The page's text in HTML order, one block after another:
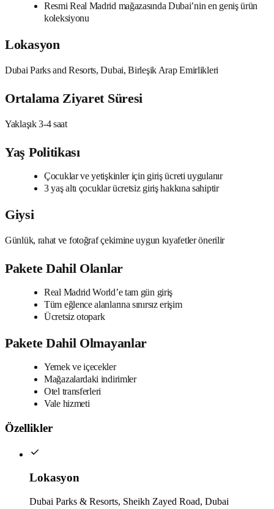
Resmi Real Madrid mağazasında Dubai’nin en geniş ürün
koleksiyonu
Lokasyon
Dubai Parks and Resorts, Dubai, Birleşik Arap Emirlikleri
Ortalama Ziyaret Süresi
Yaklaşık 3-4 saat
Yaş Politikası
Çocuklar ve yetişkinler için giriş ücreti uygulanır
3 yaş altı çocuklar ücretsiz giriş hakkına sahiptir
Giysi
Günlük, rahat ve fotoğraf çekimine uygun kıyafetler önerilir
Pakete Dahil Olanlar
Real Madrid World’e tam gün giriş
Tüm eğlence alanlarına sınırsız erişim
Ücretsiz otopark
Pakete Dahil Olmayanlar
Yemek ve içecekler
Mağazalardaki indirimler
Otel transferleri
Vale hizmeti
Özellikler
Lokasyon
Dubai Parks & Resorts, Sheikh Zayed Road, Dubai